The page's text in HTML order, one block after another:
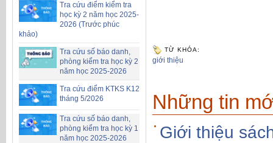
Tra cứu điểm kiểm tra
học kỳ 2 năm học 2025-
2026 (Trước phúc
khảo)
Tra cứu số báo danh,
phòng kiểm tra học kỳ 2
năm học 2025-2026
Tra cứu điểm KTKS K12
tháng 5/2026
Tra cứu số báo danh,
phòng kiểm tra học kỳ 1
năm học 2025-2026
TỪ KHÓA:
giới thiệu
Những tin
Giới thiệu